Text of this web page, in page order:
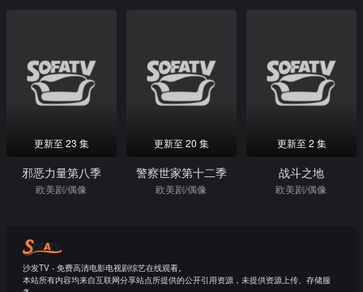
更新至 23 集
邪恶力量第八季
欧美剧/偶像
更新至 20 集
警察世家第十二季
欧美剧/偶像
更新至 2 集
战斗之地
欧美剧/偶像
沙发TV - 免费高清电影电视剧综艺在线观看。
本站所有内容均来自互联网分享站点所提供的公开引用资源，未提供资源上传、存储服